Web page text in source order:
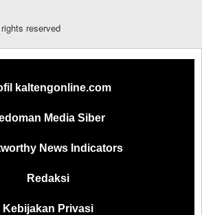
reserved
kaltengonline.com
Media Siber
News Indicators
Redaksi
Kebijakan Privasi